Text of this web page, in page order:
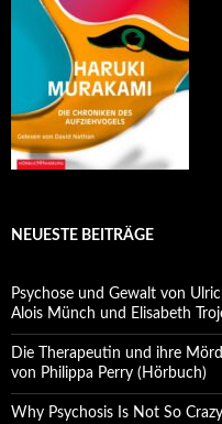
NEUESTE BEITRÄGE
Psychose und Gewalt von
Alois Münch und Elisabeth
Die Therapeutin und ihre
von Philippa Perry (Hörbuch)
Why Psychosis Is Not So